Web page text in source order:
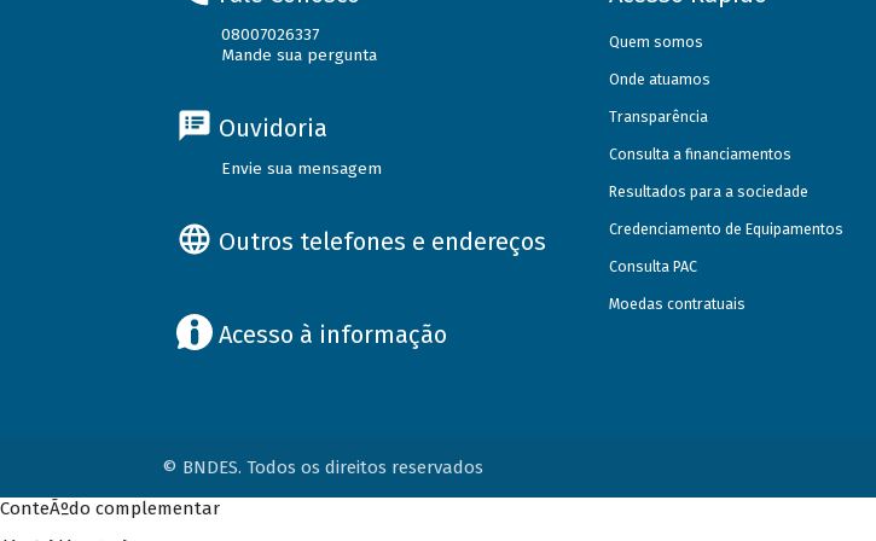
08007026337
Mande sua pergunta
Ouvidoria
Envie sua mensagem
Outros telefones e endereços
Acesso à informação
Quem somos
Onde atuamos
Transparência
Consulta a financiamentos
Resultados para a sociedade
Credenciamento de Equipamentos
Consulta PAC
Moedas contratuais
© BNDES. Todos os direitos reservados
ConteÃºdo complementar